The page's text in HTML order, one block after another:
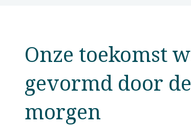
Onze toekomst
gevormd door
morgen​